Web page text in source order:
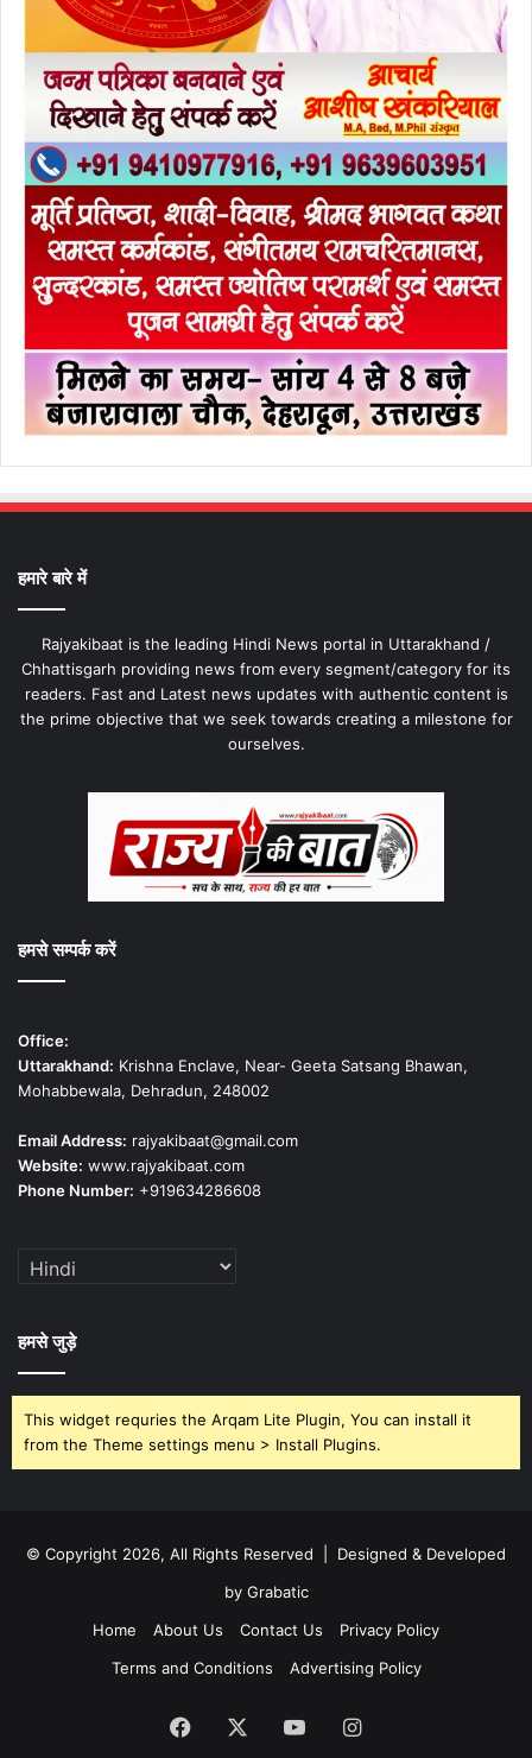
हमारे बारे में
Rajyakibaat is the leading Hindi News portal in Uttarakhand /
Chhattisgarh providing news from every segment/category for its
readers. Fast and Latest news updates with authentic content is
the prime objective that we seek towards creating a milestone for
ourselves.
हमसे सम्पर्क करें
Office:
Uttarakhand: Krishna Enclave, Near- Geeta Satsang Bhawan,
Mohabbewala, Dehradun, 248002
Email Address: rajyakibaat@gmail.com
Website: www.rajyakibaat.com
Phone Number: +919634286608
हमसे जुड़े
This widget requries the Arqam Lite Plugin, You can install it
from the Theme settings menu > Install Plugins.
© Copyright 2026, All Rights Reserved | Designed & Developed
by Grabatic
Home
About Us Contact Us
Privacy Policy
Terms and Conditions
Advertising Policy
Facebook YouTubeInstagram